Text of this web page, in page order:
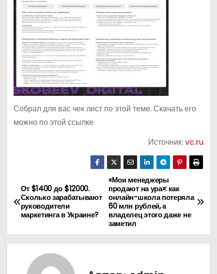
Собрал для вас чек лист по этой теме. Скачать его
можно по этой ссылке
Источник:vc.ru
Н
а
и
«Мои менеджеры
продают на ура»: как
онлайн-школа потеряла
60 млн рублей, а
владелец этого даже не
заметил
От $1400 до $12000.
Сколько зарабатывают
руководители
маркетинга в Украине?